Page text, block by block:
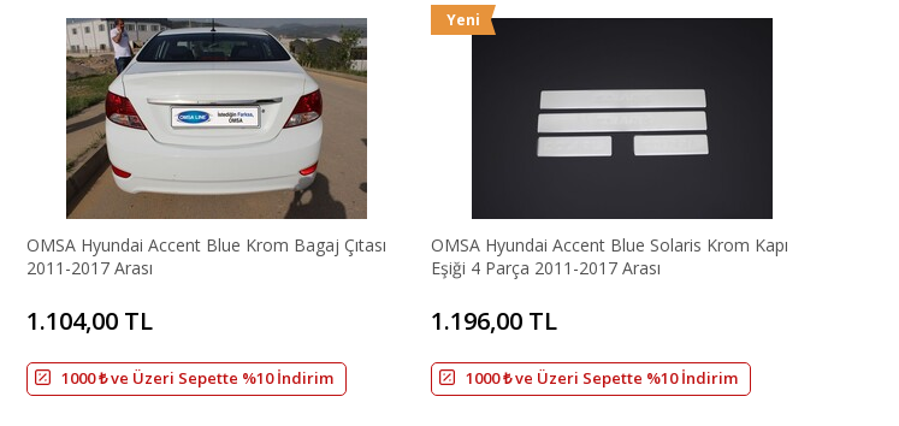
OMSA Hyundai Accent Blue Krom Bagaj Çıtası
2011-2017 Arası
1.104,00 TL
1000 ₺ ve Üzeri Sepette %10 İndirim
Yeni
OMSA Hyundai Accent Blue Solaris Krom Kapı
Eşiği 4 Parça 2011-2017 Arası
1.196,00 TL
1000 ₺ ve Üzeri Sepette %10 İndirim